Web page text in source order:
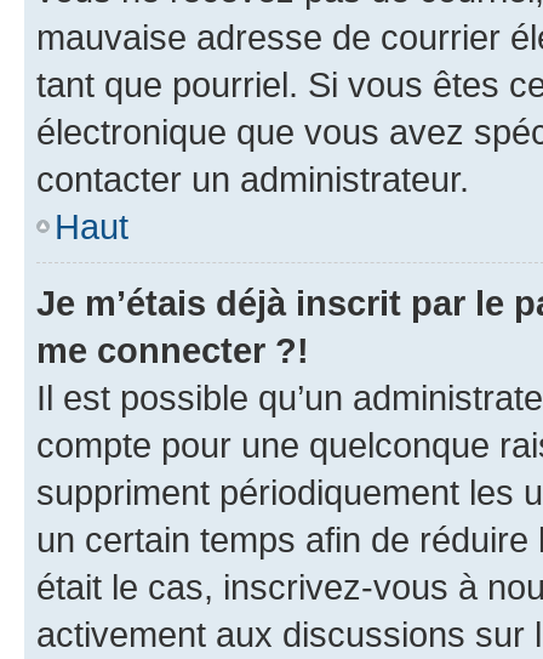
mauvaise adresse de courrier
tant que pourriel. Si vous êtes
électronique que vous avez
contacter un administrateur.
Haut
Je m’étais déjà inscrit par le
me connecter ?!
Il est possible qu’un
compte pour une quelconque
suppriment périodiquement les
un certain temps afin de
était le cas, inscrivez-vous à
activement aux discussions sur